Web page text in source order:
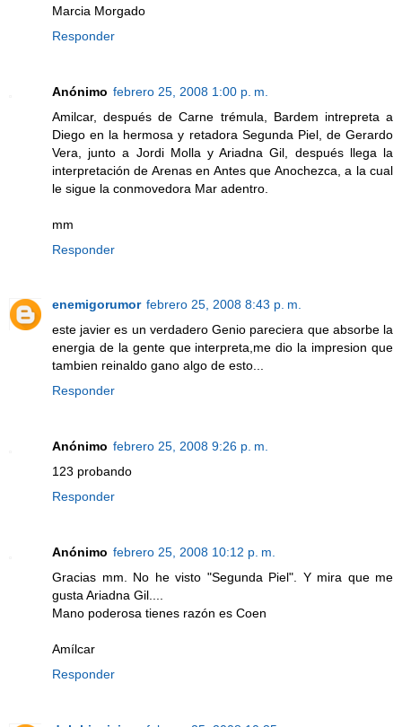
Marcia Morgado
Responder
Anónimo febrero 25, 2008 1:00 p. m.
Amilcar, después de Carne trémula, Bardem intrepreta a
Diego en la hermosa y retadora Segunda Piel, de Gerardo
Vera, junto a Jordi Molla y Ariadna Gil, después llega la
interpretación de Arenas en Antes que Anochezca, a la cual
le sigue la conmovedora Mar adentro.
mm
Responder
enemigorumor febrero 25, 2008 8:43 p. m.
este javier es un verdadero Genio pareciera que absorbe la
energia de la gente que interpreta,me dio la impresion que
tambien reinaldo gano algo de esto...
Responder
Anónimo febrero 25, 2008 9:26 p. m.
123 probando
Responder
Anónimo febrero 25, 2008 10:12 p. m.
Gracias mm. No he visto "Segunda Piel". Y mira que me
gusta Ariadna Gil....
Mano poderosa tienes razón es Coen
Amílcar
Responder